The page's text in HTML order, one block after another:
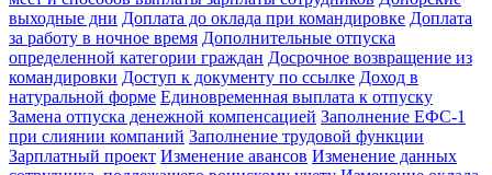
выходные дни Доплата до оклада при командировке Доплата
за работу в ночное время Дополнительные отпуска
определенной категории граждан Досрочное возвращение из
командировки Доступ к документу по ссылке Доход в
натуральной форме Единовременная выплата к отпуску
Замена отпуска денежной компенсацией Заполнение ЕФС-1
при слиянии компаний Заполнение трудовой функции
Зарплатный проект Изменение авансов Изменение данных